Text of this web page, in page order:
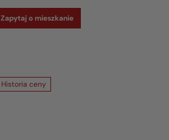
Zapytaj o mieszkanie
Historia ceny